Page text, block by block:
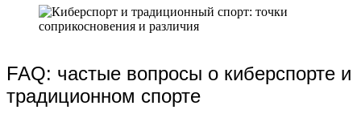
FAQ: частые вопросы о киберспорте и
традиционном спорте